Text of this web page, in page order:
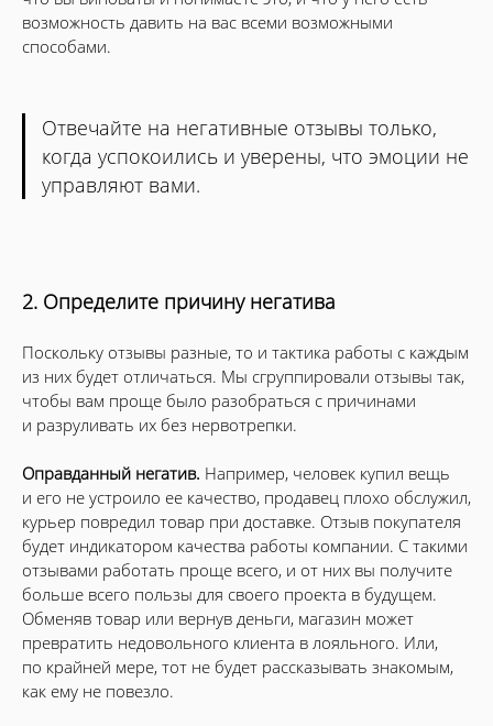
возможность давить на вас всеми возможными
способами.
Отвечайте на негативные отзывы только,
когда успокоились и уверены, что эмоции не
управляют вами.
2. Определите причину негатива
Поскольку отзывы разные, то и тактика работы с каждым
из них будет отличаться. Мы сгруппировали отзывы так,
чтобы вам проще было разобраться с причинами
и разруливать их без нервотрепки.
Оправданный негатив. Например, человек купил вещь
и его не устроило ее качество, продавец плохо обслужил,
курьер повредил товар при доставке. Отзыв покупателя
будет индикатором качества работы компании. С такими
отзывами работать проще всего, и от них вы получите
больше всего пользы для своего проекта в будущем.
Обменяв товар или вернув деньги, магазин может
превратить недовольного клиента в лояльного. Или,
по крайней мере, тот не будет рассказывать знакомым,
как ему не повезло.